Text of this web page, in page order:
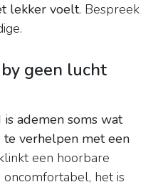
lekker voelt. Bespreek
geen lucht
ademen soms wat
te verhelpen met een
een hoorbare
het is